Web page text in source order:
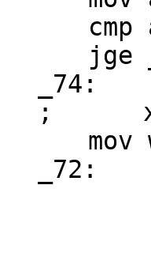
cmp
jge
_74:
; x
mov
_72: